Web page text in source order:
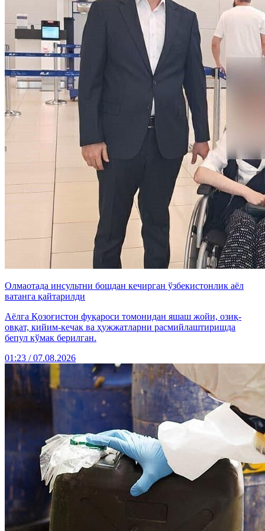
Олмаотада инсультни бошдан кечирган ўзбекистонлик аёл
ватанга қайтарилди
Аёлга Қозоғистон фуқароси томонидан яшаш жойи, озиқ-
овқат, кийим-кечак ва ҳужжатларни расмийлаштиришда
бепул кўмак берилган.
01:23 / 07.08.2026